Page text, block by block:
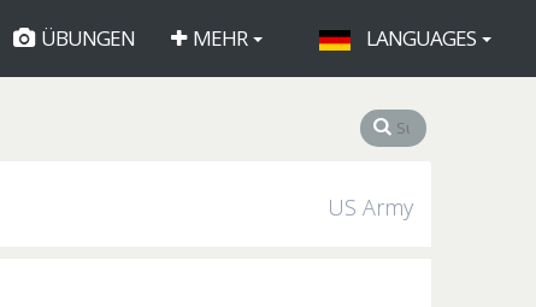
ÜBUNGEN MEHR LANGUAGES
US Army